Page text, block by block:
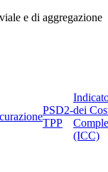
e di aggregazione
PSD2-
TPP
dei
(ICC)